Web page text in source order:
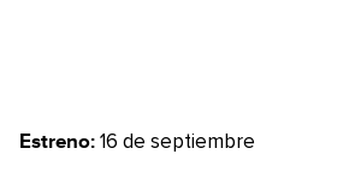
Estreno: 16 de septiembre